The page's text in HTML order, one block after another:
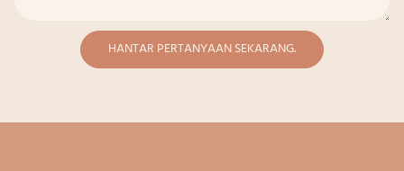
HANTAR PERTANYAAN SEKARANG.